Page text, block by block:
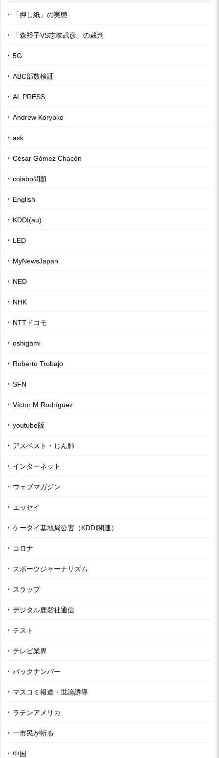
「押し紙」の実態
「森裕子VS志岐武彦」の裁判
5G
ABC部数検証
AL PRESS
Andrew Korybko
ask
César Gómez Chacón
colabo問題
English
KDDI(au)
LED
MyNewsJapan
NED
NHK
NTTドコモ
oshigami
Roberto Trobajo
SFN
Víctor M Rodríguez
youtube版
アスベスト・じん肺
インターネット
ウェブマガジン
エッセイ
ケータイ基地局公害（KDDI関連）
コロナ
スポーツジャーナリズム
スラップ
デジタル鹿砦社通信
テスト
テレビ業界
バックナンバー
マスコミ報道・世論誘導
ラテンアメリカ
一市民が斬る
中国